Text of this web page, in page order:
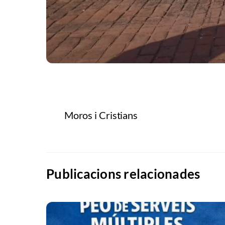
Moros i Cristians
Publicacions relacionades